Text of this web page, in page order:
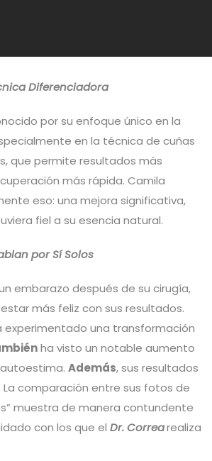
Diferenciadora
por su enfoque único en la
en la técnica de cuñas
que permite resultados más
más rápida. Camila
eso: una mejora significativa,
fiel a su esencia natural.
por Sí Solos
embarazo después de su cirugía,
más feliz con sus resultados.
experimentado una transformación
ha visto un notable aumento
Además, sus resultados
La comparación entre sus fotos de
muestra de manera contundente
con los que el Dr. Correarealiza